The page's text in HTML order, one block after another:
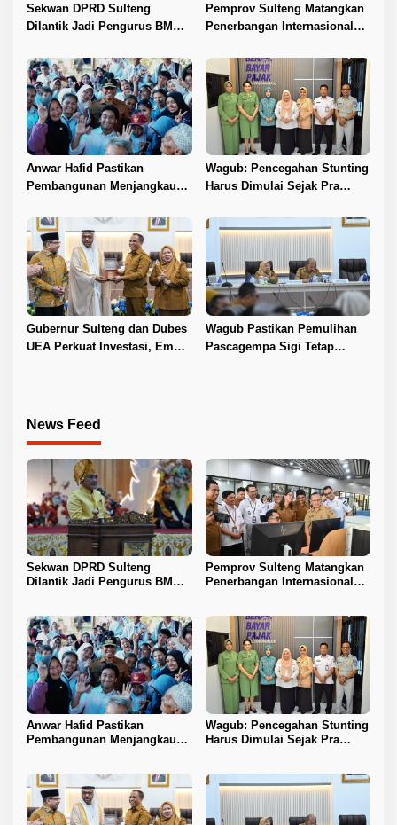
Sekwan DPRD Sulteng
Dilantik Jadi Pengurus BMA
Pemprov Sulteng Matangkan
Penerbangan Internasional
Anwar Hafid Pastikan
Pembangunan Menjangkau
Wagub: Pencegahan Stunting
Harus Dimulai Sejak Pra
Gubernur Sulteng dan Dubes
UEA Perkuat Investasi, Empat
Wagub Pastikan Pemulihan
Pascagempa Sigi Tetap
News Feed
Sekwan DPRD Sulteng
Dilantik Jadi Pengurus BMA
Pemprov Sulteng Matangkan
Penerbangan Internasional
Anwar Hafid Pastikan
Pembangunan Menjangkau
Wagub: Pencegahan Stunting
Harus Dimulai Sejak Pra